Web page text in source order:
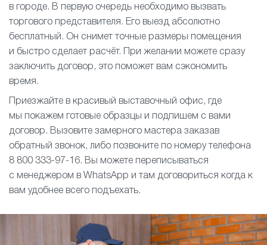
в городе. В первую очередь необходимо вызвать
торгового представителя. Его выезд абсолютно
бесплатный. Он снимет точные размеры помещения
и быстро сделает расчёт. При желании можете сразу
заключить договор, это поможет вам сэкономить
время.
Приезжайте в красивый выставочный офис, где
мы покажем готовые образцы и подпишем с вами
договор. Вызовите замерного мастера заказав
обратный звонок, либо позвоните по номеру телефона
8 800 333-97-16. Вы можете переписываться
с менеджером в WhatsApp и там договориться когда к
вам удобнее всего подъехать.